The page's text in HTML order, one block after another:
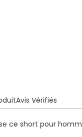
Avis Vérifiés
ce short pour